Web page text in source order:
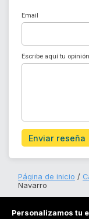
Email
Escribe aquí tu
Enviar reseña
Página de inicio
Navarro
Personalizamos tu